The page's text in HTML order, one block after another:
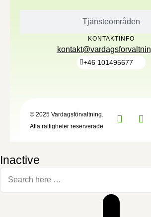
Tjänsteområden
KONTAKTINFO
+46 101495677
© 2025 Vardagsförvaltning.
Alla rättigheter reserverade
Inactive